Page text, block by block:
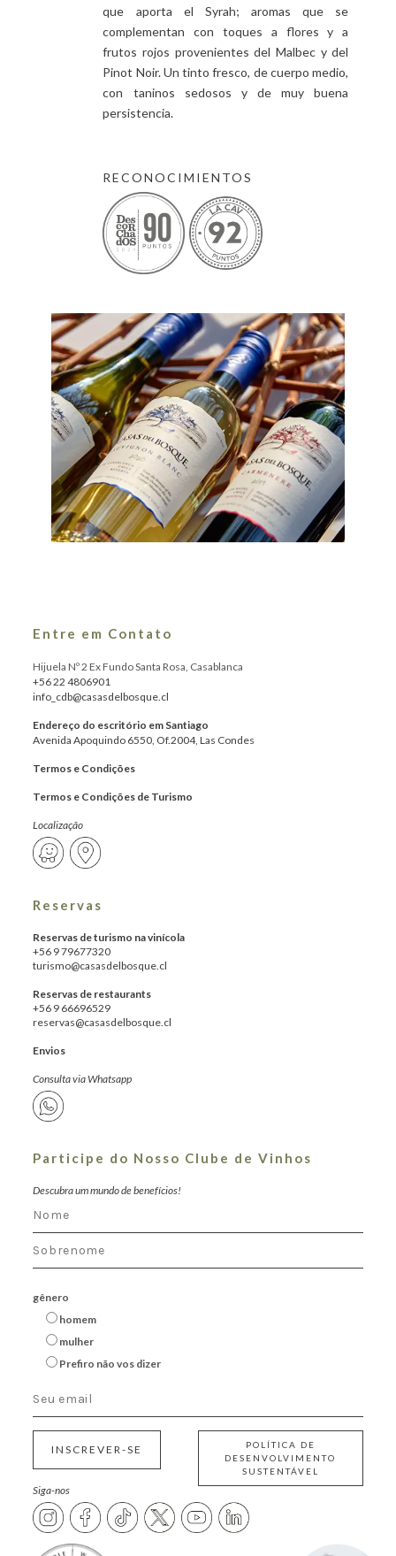
que aporta el Syrah; aromas que se
complementan con toques a flores y a
frutos rojos provenientes del Malbec y del
Pinot Noir. Un tinto fresco, de cuerpo medio,
con taninos sedosos y de muy buena
persistencia.
RECONOCIMIENTOS
Entre em Contato
Hijuela Nº 2 Ex Fundo Santa Rosa, Casablanca
+56 22 4806901
info_cdb@casasdelbosque.cl
Endereço do escritório em Santiago
Avenida Apoquindo 6550, Of.2004, Las Condes
Termos e Condições
Termos e Condições de Turismo
Localização
Reservas
Reservas de turismo na vinícola
+56 9 79677320
turismo@casasdelbosque.cl
Reservas de restaurants
+56 9 66696529
reservas@casasdelbosque.cl
Envios
Consulta via Whatsapp
Participe do Nosso Clube de Vinhos
Descubra um mundo de benefícios!
gênero
homem
mulher
Prefiro não vos dizer
INSCREVER-SE
POLÍTICA DE
DESENVOLVIMENTO
SUSTENTÁVEL
Siga-nos